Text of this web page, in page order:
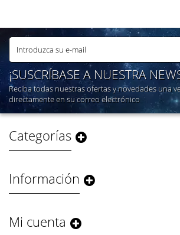
¡SUSCRÍBASE A NUESTRA
Reciba todas nuestras ofertas y novedades una
directamente en su correo electrónico
Categorías
Información
Mi cuenta